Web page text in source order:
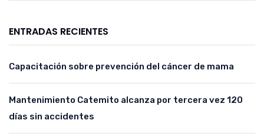
ENTRADAS RECIENTES
Capacitación sobre prevención del cáncer de mama
Mantenimiento Catemito alcanza por tercera vez 120
días sin accidentes